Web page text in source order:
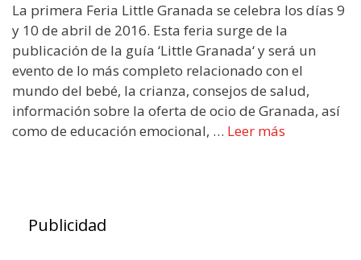
La primera Feria Little Granada se celebra los días 9
y 10 de abril de 2016. Esta feria surge de la
publicación de la guía ‘Little Granada‘ y será un
evento de lo más completo relacionado con el
mundo del bebé, la crianza, consejos de salud,
información sobre la oferta de ocio de Granada, así
como de educación emocional, … Leer más
Publicidad